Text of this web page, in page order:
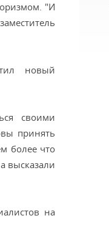
"И
новый
своими
принять
более что
высказали
на